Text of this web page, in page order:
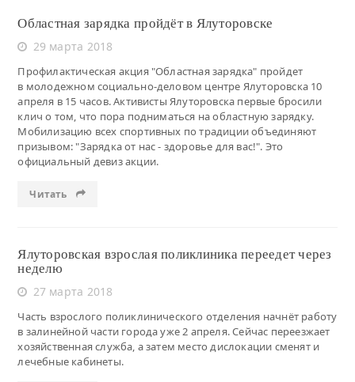
Областная зарядка пройдёт в Ялуторовске
29 марта 2018
Профилактическая акция "Областная зарядка" пройдет
в молодежном социально-деловом центре Ялуторовска 10
апреля в 15 часов. Активисты Ялуторовска первые бросили
клич о том, что пора подниматься на областную зарядку.
Мобилизацию всех спортивных по традиции объединяют
призывом: "Зарядка от нас - здоровье для вас!". Это
официальный девиз акции.
Читать
Ялуторовская взрослая поликлиника переедет через
неделю
27 марта 2018
Часть взрослого поликлинического отделения начнёт работу
в залинейной части города уже 2 апреля. Сейчас переезжает
хозяйственная служба, а затем место дислокации сменят и
лечебные кабинеты.